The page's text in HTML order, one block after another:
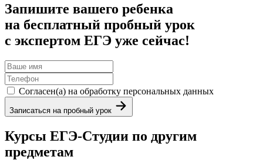
Запишите вашего ребенка
на бесплатный пробный урок
с экспертом ЕГЭ уже сейчас!
Согласен(а) на обработку персональных данных
Записаться на пробный урок
Курсы ЕГЭ-Студии по другим
предметам